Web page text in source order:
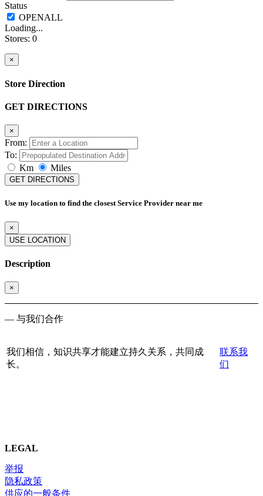
Status
Loading...
Stores: 0
×
Store Direction
GET DIRECTIONS
×
From:
To:
Km
Miles
GET DIRECTIONS
Use my location to find the closest Service Provider near me
×
USE LOCATION
Description
×
— 与我们合作
我们相信，知识共享才能建立持久关系，共同成
长。
联系我
们
LEGAL
举报
隐私政策
供应的一般条件